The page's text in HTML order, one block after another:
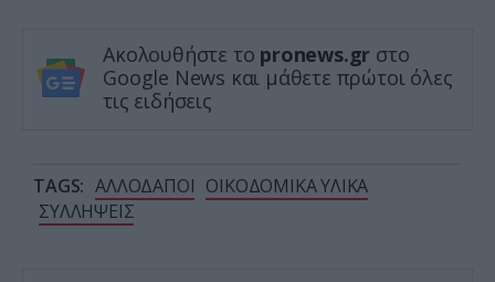
Ακολουθήστε το pronews.gr στο
Google News και μάθετε πρώτοι όλες
τις ειδήσεις
TAGS: ΑΛΛΟΔΑΠΟΙ ΟΙΚΟΔΟΜΙΚΑ ΥΛΙΚΑ
ΣΥΛΛΗΨΕΙΣ